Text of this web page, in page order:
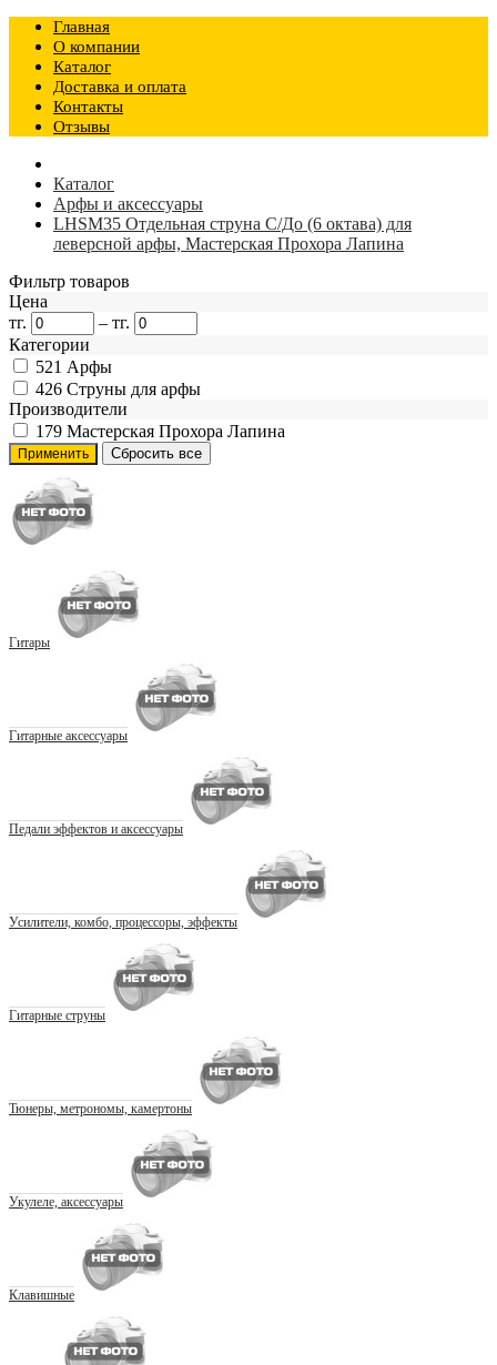
Главная
О компании
Каталог
Доставка и оплата
Контакты
Отзывы
Каталог
Арфы и аксессуары
LHSM35 Отдельная струна C/До (6 октава) для
леверсной арфы, Мастерская Прохора Лапина
Фильтр товаров
Цена
тг.
– тг.
Категории
521 Арфы
426 Струны для арфы
Производители
179 Мастерская Прохора Лапина
Гитары
Гитарные аксессуары
Педали эффектов и аксессуары
Усилители, комбо, процессоры, эффекты
Гитарные струны
Тюнеры, метрономы, камертоны
Укулеле, аксессуары
Клавишные